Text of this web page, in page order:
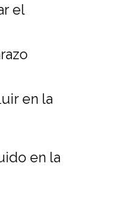
el
en la
en la